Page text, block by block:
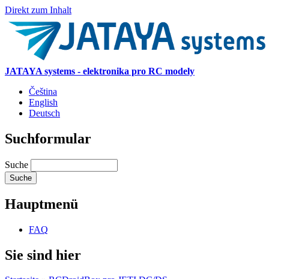
Direkt zum Inhalt
JATAYA systems - elektronika pro RC modely
Čeština
English
Deutsch
Suchformular
Suche
Hauptmenü
FAQ
Sie sind hier